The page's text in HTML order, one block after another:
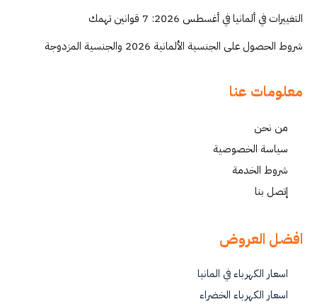
التغييرات في ألمانيا في أغسطس 2026: 7 قوانين تهمك
شروط الحصول على الجنسية الألمانية 2026 والجنسية المزدوجة
معلومات عنا
من نحن
سياسة الخصوصية
شروط الخدمة
إتصل بنا
افضل العروض
اسعار الكهرباء في المانيا
اسعار الكهرباء الخضراء